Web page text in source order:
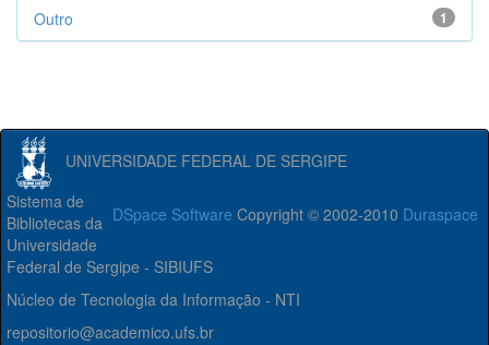
1
Outro
UNIVERSIDADE FEDERAL DE SERGIPE
DSpace Software Copyright © 2002-2010 Duraspace
Sistema de
Bibliotecas da
Universidade
Federal de Sergipe - SIBIUFS
Núcleo de Tecnologia da Informação - NTI
repositorio@academico.ufs.br